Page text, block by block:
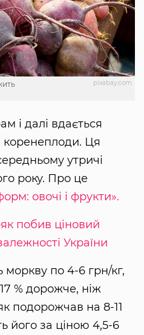
pixabay.com
і далі вдається
коренеплоди. Ця
утричі
року. Про це
овочі і фрукти».
побив ціновий
України
по 4-6 грн/кг,
% дорожче, ніж
подорожчав на 8-11
його за ціною 4,5-6